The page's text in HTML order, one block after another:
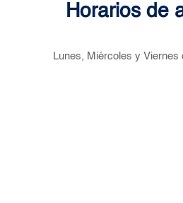
Horarios de
Lunes, Miércoles y Viernes